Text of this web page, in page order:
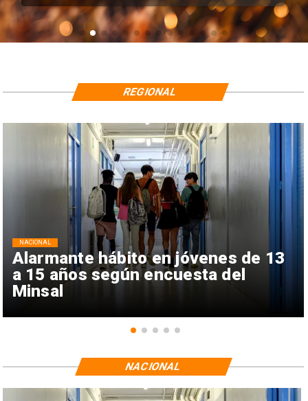
Alarmante hábito en jóvenes de 13
a 15 años según encuesta del
Minsal
NACIONAL
REGIONAL
NACIONAL